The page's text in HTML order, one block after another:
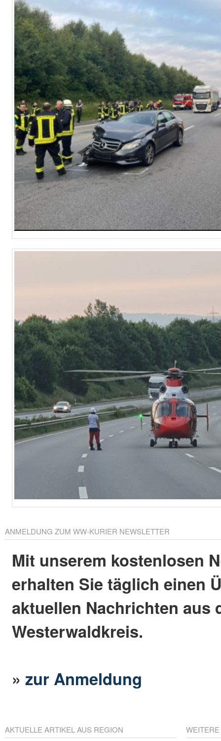
ANMELDUNG ZUM WW-KURIER NEWSLETTER
Mit unserem kostenlosen
erhalten Sie täglich einen
aktuellen Nachrichten aus
Westerwaldkreis.
»zur Anmeldung
AKTUELLE ARTIKEL AUS REGION